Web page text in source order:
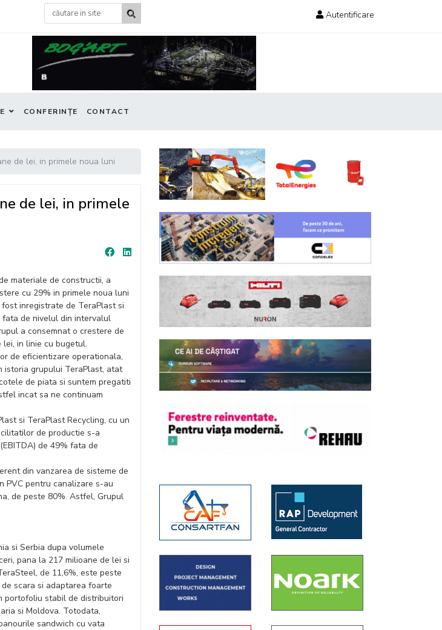
Autentificare
CONFERINȚE CONTACT
de lei, in primele noua luni
de lei, in primele
materiale de constructii, a
cu 29% in primele noua luni
inregistrate de TeraPlast si
fata de nivelul din intervalul
a consemnat o crestere de
in linie cu bugetul.
de eficientizare operationala,
istoria grupului TeraPlast, atat
de piata si suntem pregatiti
incat sa ne continuam
si TeraPlast Recycling, cu un
de productie s-a
de 49% fata de
din vanzarea de sisteme de
PVC pentru canalizare s-au
de peste 80%. Astfel, Grupul
si Serbia dupa volumele
pana la 217 milioane de lei si
de 11,6%, este peste
scara si adaptarea foarte
portofoliu stabil de distribuitori
si Moldova. Totodata,
sandwich cu vata